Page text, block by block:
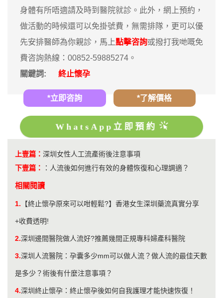
身體有所唔適請及時到醫院就診。此外，網上預約，
做活動的時候還可以免掛號費，無需排隊，更可以優
先安排醫師為你親診，馬上點擊咨詢或撥打我哋嘅免
費咨詢熱線：00852-59885274。
關鍵詞:
終止懷孕
*立即咨詢 *了解價格
WhatsApp立即預約
上壹篇： 深圳女性人工流產術後注意事項
下壹篇：
： 人流後如何進行有效的身體恢復和心理調適？
相關閱讀
1. 【終止懷孕原來可以咁輕鬆?】香港女生深圳藥流真實分享
+收費透明!
2.深圳邊間醫院做人流好?推薦幾間正規專科婦產科醫院
3.深圳人流醫院：孕囊多少mm可以做人流？做人流的最佳天數
是多少？術後有什麼注意事項？
4.深圳終止懷孕：終止懷孕後如何自我護理才能快速恢復！